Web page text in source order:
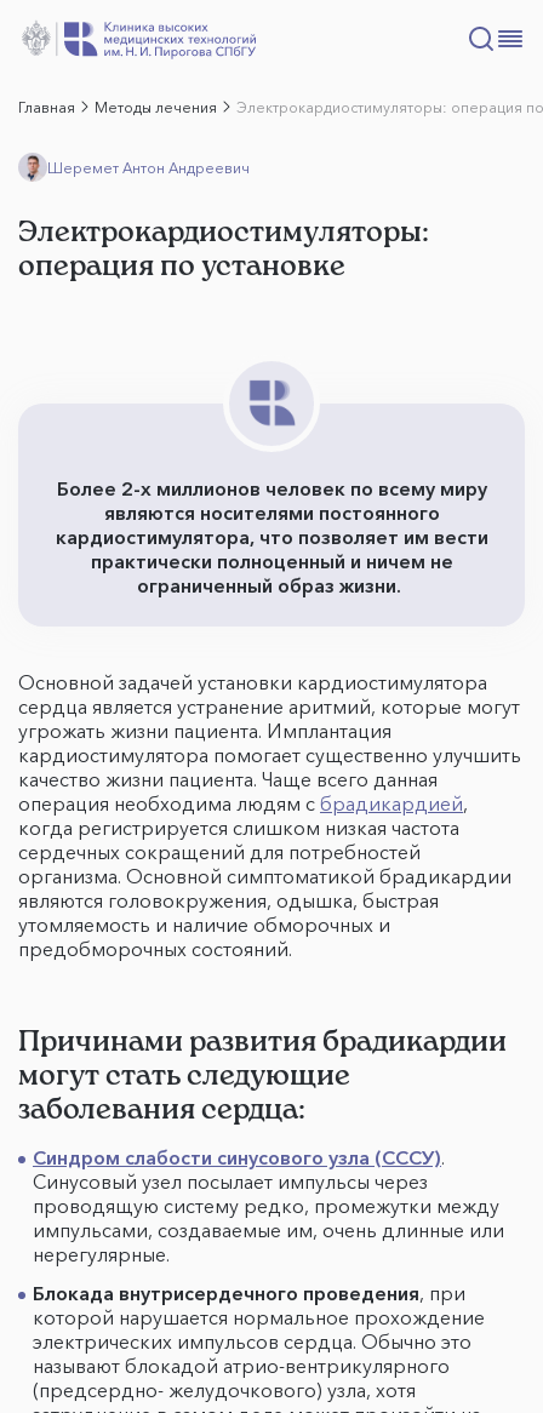
Главная Методы лечения Электрокардиостимуляторы: операция
Шеремет Антон Андреевич
Электрокардиостимуляторы:
операция по установке
Более 2-х миллионов человек по всему миру
являются носителями постоянного
кардиостимулятора, что позволяет им вести
практически полноценный и ничем не
ограниченный образ жизни.
Основной задачей установки кардиостимулятора
сердца является устранение аритмий, которые могут
угрожать жизни пациента. Имплантация
кардиостимулятора помогает существенно улучшить
качество жизни пациента. Чаще всего данная
операция необходима людям с брадикардией,
когда регистрируется слишком низкая частота
сердечных сокращений для потребностей
организма. Основной симптоматикой брадикардии
являются головокружения, одышка, быстрая
утомляемость и наличие обморочных и
предобморочных состояний.
Причинами развития брадикардии
могут стать следующие
заболевания сердца:
Синдром слабости синусового узла (СССУ).
Синусовый узел посылает импульсы через
проводящую систему редко, промежутки между
импульсами, создаваемые им, очень длинные или
нерегулярные.
Блокада внутрисердечного проведения, при
которой нарушается нормальное прохождение
электрических импульсов сердца. Обычно это
называют блокадой атрио-вентрикулярного
(предсердно- желудочкового) узла, хотя